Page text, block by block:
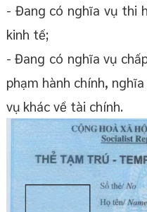
- Đang có nghĩa vụ thi
kinh tế;
- Đang có nghĩa vụ
phạm hành chính,
vụ khác về tài chính.